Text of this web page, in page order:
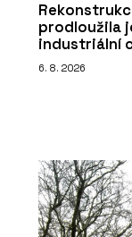
prodloužila
industriální
6. 8. 2026